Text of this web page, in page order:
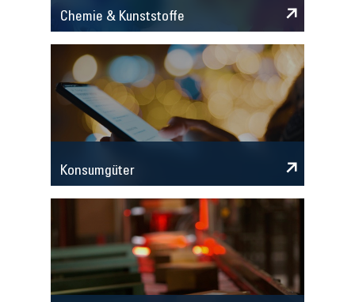
Chemie & Kunststoffe
Konsumgüter